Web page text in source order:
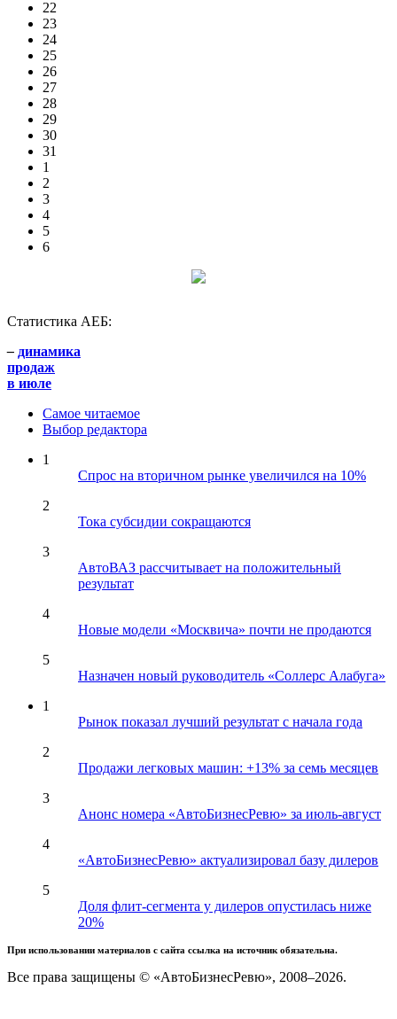
22
23
24
25
26
27
28
29
30
31
1
2
3
4
5
6
Статистика АЕБ:
– динамика
продаж
в июле
Самое читаемое
Выбор редактора
1
Спрос на вторичном рынке увеличился на 10%
2
Тока субсидии сокращаются
3
АвтоВАЗ рассчитывает на положительный
результат
4
Новые модели «Москвича» почти не продаются
5
Назначен новый руководитель «Соллерс Алабуга»
1
Рынок показал лучший результат с начала года
2
Продажи легковых машин: +13% за семь месяцев
3
Анонс номера «АвтоБизнесРевю» за июль-август
4
«АвтоБизнесРевю» актуализировал базу дилеров
5
Доля флит-сегмента у дилеров опустилась ниже
20%
При использовании материалов с сайта ссылка на источник обязательна.
Все права защищены © «АвтоБизнесРевю», 2008–2026.